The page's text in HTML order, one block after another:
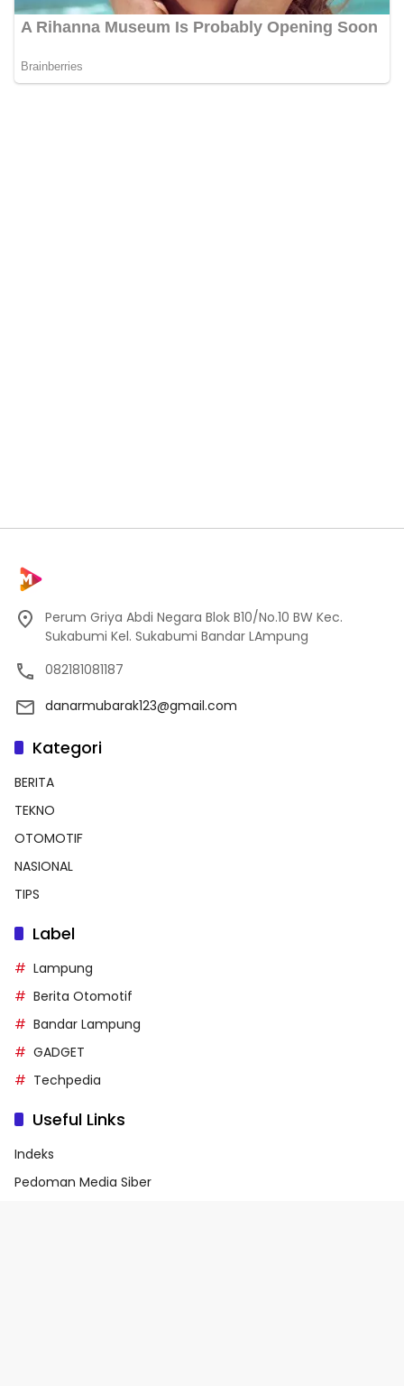
Perum Griya Abdi Negara Blok B10/No.10 BW Kec.
Sukabumi Kel. Sukabumi Bandar LAmpung
082181081187
danarmubarak123@gmail.com
Kategori
BERITA
TEKNO
OTOMOTIF
NASIONAL
TIPS
Label
Lampung
Berita Otomotif
Bandar Lampung
GADGET
Techpedia
Useful Links
Indeks
Pedoman Media Siber